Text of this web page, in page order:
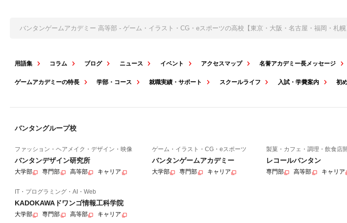
バンタンゲームアカデミー 高等部 - ゲーム・イラスト・CG・eスポーツの高校【東京・大阪・名古屋・福岡・札幌
用語集 コラム ブログ ニュース イベント アクセスマップ 名誉アカデミー長メッセージ
ゲームアカデミーの特長 学部・コース 就職実績・サポート スクールライフ 入試・学費案内 初
バンタングループ校
ファッション・ヘアメイク・デザイン・映像
バンタンデザイン研究所
大学部 専門部 高等部 キャリア
ゲーム・イラスト・CG・eスポーツ
バンタンゲームアカデミー
大学部 専門部 キャリア
製菓・カフェ・調理・飲食店
レコールバンタン
専門部 高等部 キャリア
IT・プログラミング・AI・Web
KADOKAWAドワンゴ情報工科学院
大学部 専門部 高等部 キャリア